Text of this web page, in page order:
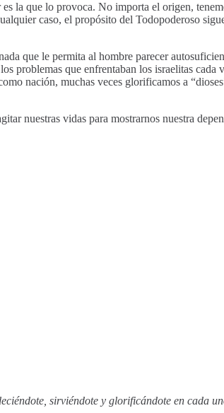
la que lo provoca. No importa el origen,
caso, el propósito del Todopoderoso
que le permita al hombre parecer
problemas que enfrentaban los israelitas cada
nación, muchas veces glorificamos a
nuestras vidas para mostrarnos nuestra
sirviéndote y glorificándote en cada